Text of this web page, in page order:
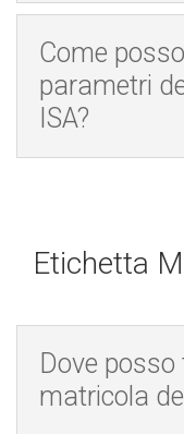
Come
parametri
ISA?
Etichetta
Dove
matricola